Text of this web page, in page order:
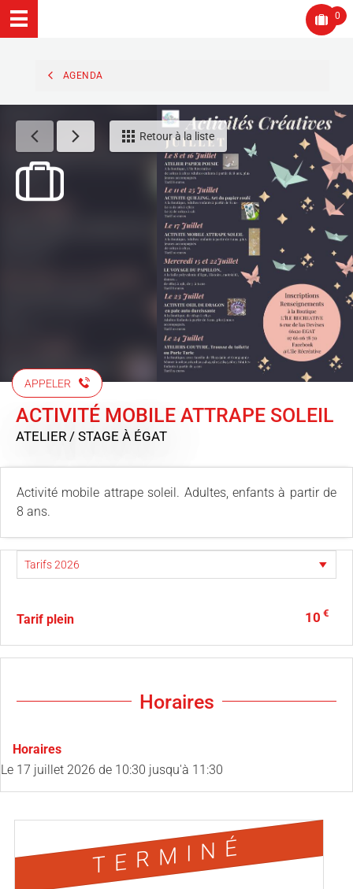
0
AGENDA
Retour à la liste
APPELER
ACTIVITÉ MOBILE ATTRAPE SOLEIL
ATELIER / STAGE À ÉGAT
Activité mobile attrape soleil. Adultes, enfants à partir de
8 ans.
Tarif plein 10 €
Horaires
Horaires
Le 17 juillet 2026 de 10:30 jusqu'à 11:30
TERMINÉ